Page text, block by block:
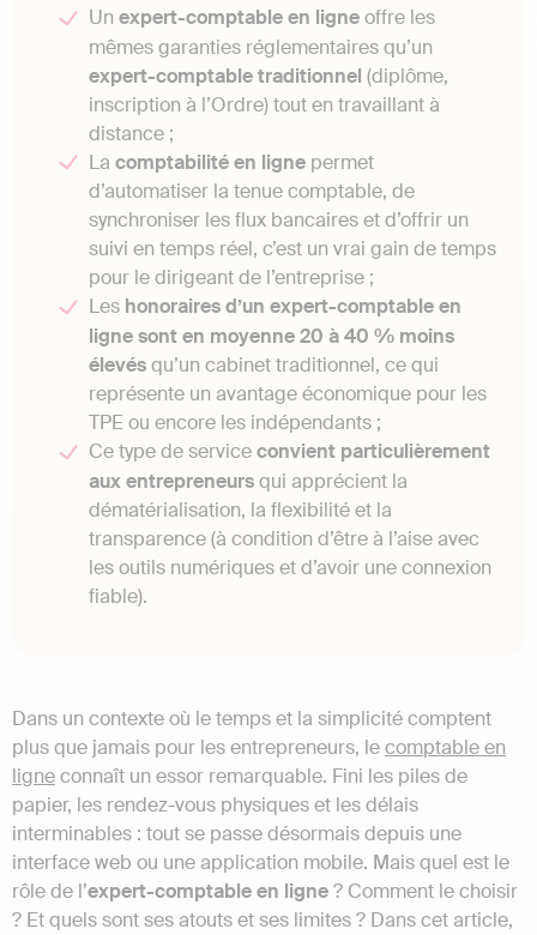
Un expert-comptable en ligneoffre les
mêmes garanties réglementaires qu’un
expert-comptable traditionnel (diplôme,
inscription à l’Ordre) tout en travaillant à
distance ;
La comptabilité en ligne permet
d’automatiser la tenue comptable, de
synchroniser les flux bancaires et d’offrir un
suivi en temps réel, c’est un vrai gain de temps
pour le dirigeant de l’entreprise ;
Les honoraires d’un expert-comptable en
ligne sont en moyenne 20 à 40 % moins
élevésqu’un cabinet traditionnel, ce qui
représente un avantage économique pour les
TPE ou encore les indépendants ;
Ce type de serviceconvient particulièrement
aux entrepreneursqui apprécient la
dématérialisation, la flexibilité et la
transparence (à condition d’être à l’aise avec
les outils numériques et d’avoir une connexion
fiable).
Dans un contexte où le temps et la simplicité comptent
plus que jamais pour les entrepreneurs, lecomptable en
ligneconnaît un essor remarquable. Fini les piles de
papier, les rendez-vous physiques et les délais
interminables : tout se passe désormais depuis une
interface web ou une application mobile. Mais quel est le
rôle de l’expert-comptable en ligne? Comment le choisir
? Et quels sont ses atouts et ses limites ? Dans cet article,